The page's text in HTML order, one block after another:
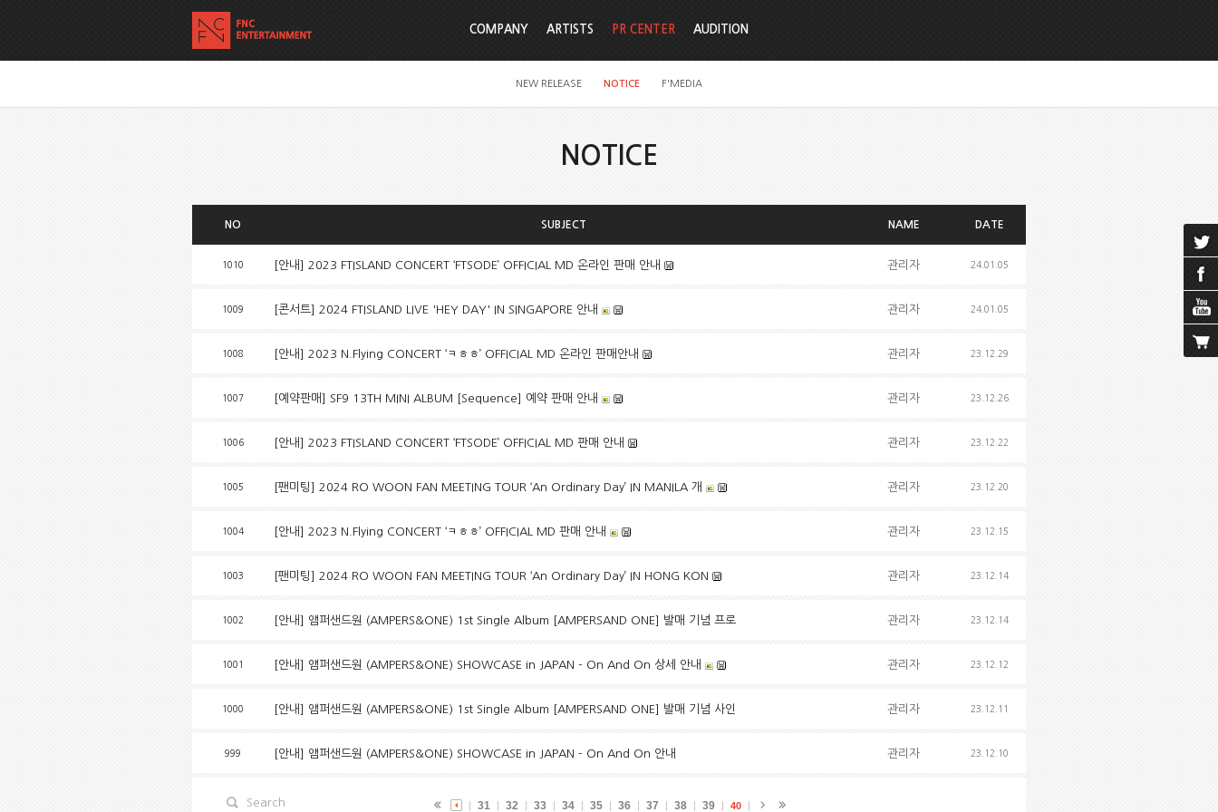
COMPANY ARTISTS PR CENTER
NEW RELEASE NOTICE F'MEDIA
AUDITION
NOTICE
NO SUBJECT NAME DATE
1010 [안내] 2023 FTISLAND CONCERT ‘FTSODE’ OFFICIAL MD 온라인 판매 안내 관리자 24.01.05
1009 [콘서트] 2024 FTISLAND LIVE 'HEY DAY' IN SINGAPORE 안내 관리자 24.01.05
1008 [안내] 2023 N.Flying CONCERT ‘ㅋㅎㅎ’ OFFICIAL MD 온라인 판매안내 관리자 23.12.29
1007 [예약판매] SF9 13TH MINI ALBUM [Sequence] 예약 판매 안내 관리자 23.12.26
1006 [안내] 2023 FTISLAND CONCERT ‘FTSODE’ OFFICIAL MD 판매 안내 관리자 23.12.22
1005 [팬미팅] 2024 RO WOON FAN MEETING TOUR ‘An Ordinary Day’ IN MANILA 개 관리자 23.12.20
1004 [안내] 2023 N.Flying CONCERT ‘ㅋㅎㅎ’ OFFICIAL MD 판매 안내 관리자 23.12.15
1003 [팬미팅] 2024 RO WOON FAN MEETING TOUR ‘An Ordinary Day’ IN HONG KON 관리자 23.12.14
1002 [안내] 앰퍼샌드원 (AMPERS&ONE) 1st Single Album [AMPERSAND ONE] 발매 기념 프로 관리자 23.12.14
1001 [안내] 앰퍼샌드원 (AMPERS&ONE) SHOWCASE in JAPAN - On And On 상세 안내 관리자 23.12.12
1000 [안내] 앰퍼샌드원 (AMPERS&ONE) 1st Single Album [AMPERSAND ONE] 발매 기념 사인 관리자 23.12.11
999 [안내] 앰퍼샌드원 (AMPERS&ONE) SHOWCASE in JAPAN - On And On 안내 관리자 23.12.10
31 32 33 34 35 36 37 38 39 40
Search